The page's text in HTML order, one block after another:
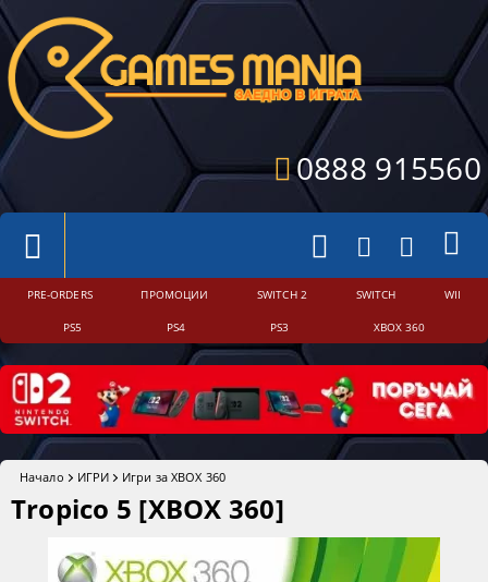
0888 915560
PRE-ORDERS ПРОМОЦИИ SWITCH 2 SWITCH WII
PS5 PS4 PS3 XBOX 360
Начало ИГРИ Игри за XBOX 360
Tropico 5 [XBOX 360]